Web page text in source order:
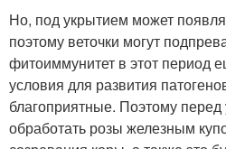
Но, под укрытием может
поэтому веточки могут
фитоиммунитет в этот период
условия для развития
благоприятные. Поэтому
обработать розы железным